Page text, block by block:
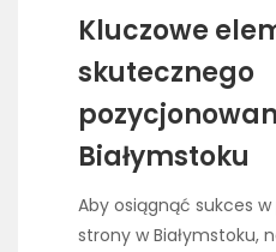
Kluczowe
skutecznego
Białymstoku
Aby osiągnąć sukces
strony w Białymstoku,